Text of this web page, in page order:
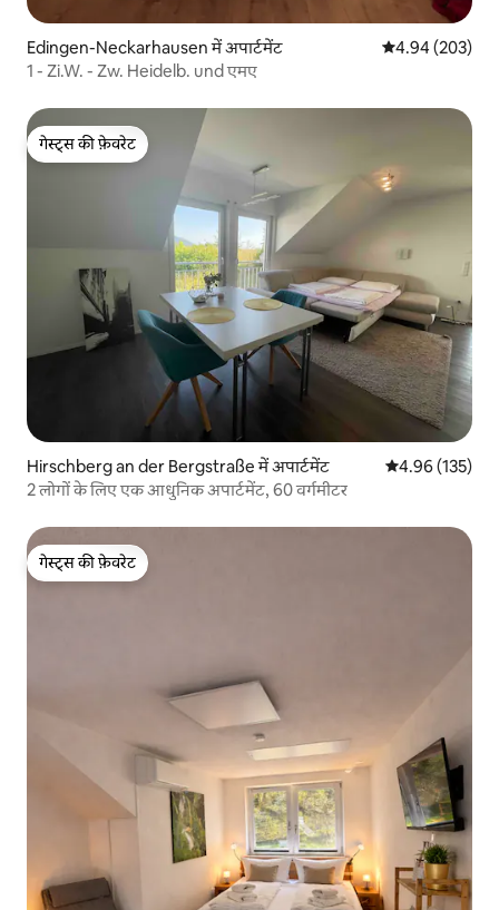
Edingen-Neckarhausen में अपार्टमेंट औसत रेटिंग 5 में से
4.94 (203)
1 - Zi.W. - Zw. Heidelb. und एमए
गेस्ट्स की फ़ेवरेट
गेस्ट्स की फ़ेवरेट
Hirschberg an der Bergstraße में अपार्टमेंट औसत रेटिंग 5 में से
4.96 (135)
2 लोगों के लिए एक आधुनिक अपार्टमेंट, 60 वर्गमीटर
गेस्ट्स की फ़ेवरेट
गेस्ट्स की फ़ेवरेट